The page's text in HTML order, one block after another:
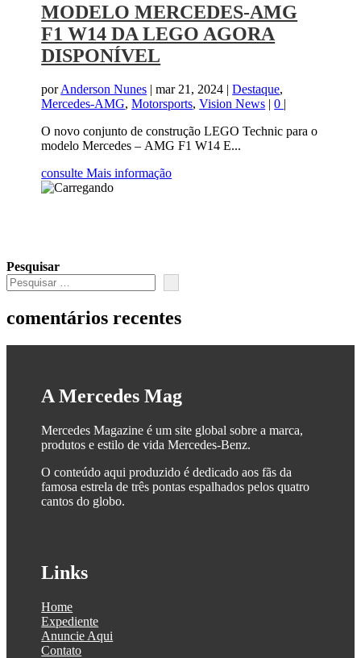
MODELO MERCEDES-AMG
F1 W14 DA LEGO AGORA
DISPONÍVEL
porAnderson Nunes |mar 21, 2024 |Destaque,
Mercedes-AMG,Motorsports,Vision News |0 |
O novo conjunto de construção LEGO Technic para o
modelo Mercedes – AMG F1 W14 E...
consulte Mais informação
Pesquisar
comentários recentes
A Mercedes Mag
Mercedes Magazine é um site global sobre a marca,
produtos e estilo de vida Mercedes-Benz.
O conteúdo aqui produzido é dedicado aos fãs da
famosa estrela de três pontas espalhados pelos quatro
cantos do globo.
Links
Home
Expediente
Anuncie Aqui
Contato